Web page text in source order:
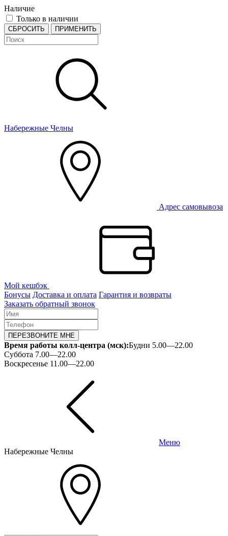
Наличие
Только в наличии
СБРОСИТЬ ПРИМЕНИТЬ
Набережные Челны
Адрес самовывоза
Мой кешбэк
Бонусы Доставка и оплата Гарантия и возвраты
Заказать обратный звонок
ПЕРЕЗВОНИТЕ МНЕ
Время работы колл-центра (мск):Будни 5.00—22.00
Суббота 7.00—22.00
Воскресенье 11.00—22.00
Меню
Набережные Челны